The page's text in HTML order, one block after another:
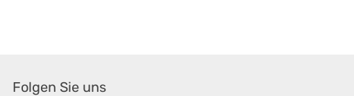
Folgen Sie uns